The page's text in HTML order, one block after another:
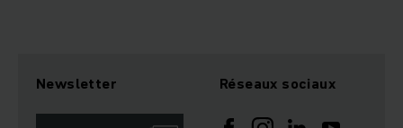
Newsletter Réseaux sociaux